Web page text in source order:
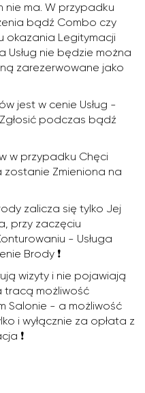
nie ma. W przypadku
bądź Combo czy
okazania Legitymacji
Usług nie będzie można
zarezerwowane jako
jest w cenie Usług -
podczas bądź
w przypadku Chęci
zostanie Zmieniona na
zalicza się tylko Jej
przy zaczęciu
- Usługa
Brody ❗️
wizyty i nie pojawiają
tracą możliwość
Salonie - a możliwość
i wyłącznie za opłata z
❗️